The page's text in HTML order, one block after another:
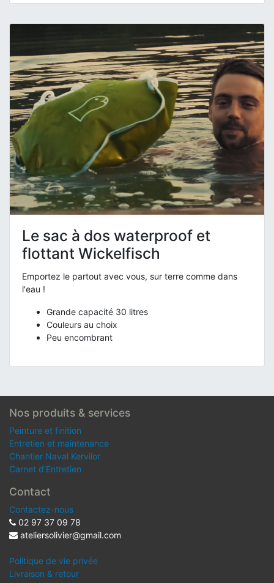
Le sac à dos waterproof et
flottant Wickelfisch
Emportez le partout avec vous, sur terre comme dans
l'eau !
Grande capacité 30 litres
Couleurs au choix
Peu encombrant
Nos produits & services
Peinture et finition
Entretien et maintenance
Chantier Naval Kervilor
Carnet d'Entretien
Contact
Contactez-nous
02 97 37 09 78
ateliersolivier@gmail.com
Politique de vie privée
Livraison & retour